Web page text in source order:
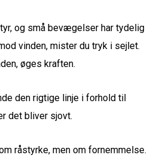
og små bevægelser har tydelig
vinden, mister du tryk i sejlet.
øges kraften.
den rigtige linje i forhold til
det bliver sjovt.
råstyrke, men om fornemmelse.